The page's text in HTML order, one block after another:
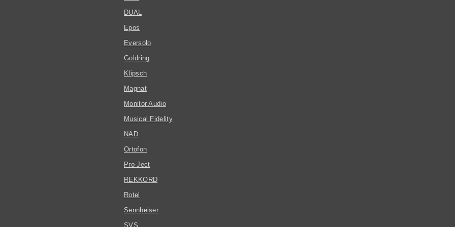
DUAL
Epos
Eversolo
Goldring
Klipsch
Magnat
Monitor Audio
Musical Fidelity
NAD
Ortofon
Pro-Ject
REKKORD
Rotel
Sennheiser
SVS